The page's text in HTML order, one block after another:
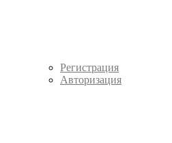
Регистрация
Авторизация